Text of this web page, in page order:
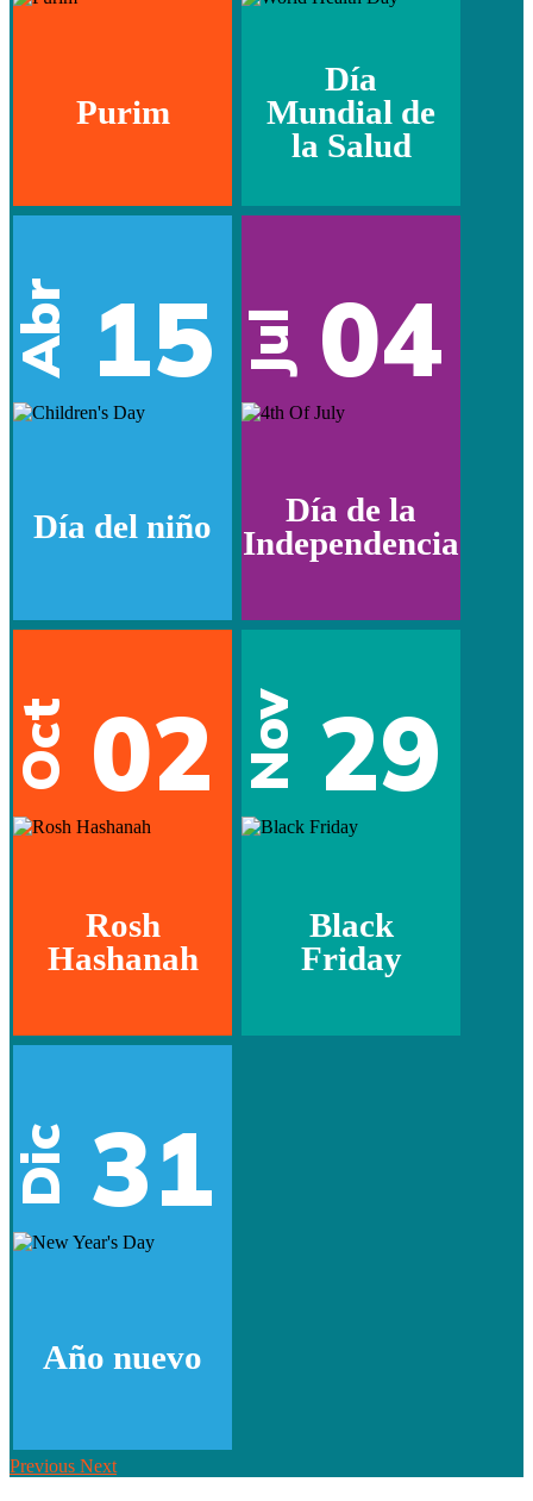
Purim
Día
Mundial de
la Salud
Abr 15
Día del niño
Jul 04
Día de la
Independencia
Oct 02
Rosh
Hashanah
Nov 29
Black
Friday
Dic 31
Año nuevo
Previous Next